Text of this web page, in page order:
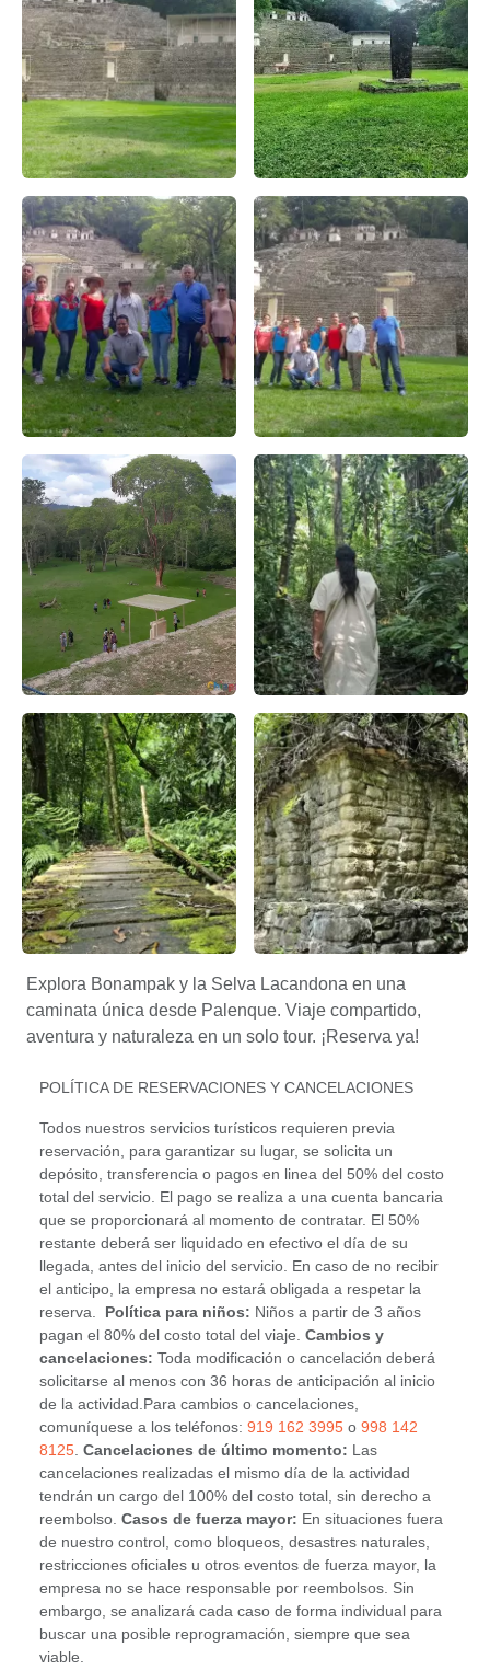
Explora Bonampak y la Selva Lacandona en una
caminata única desde Palenque. Viaje compartido,
aventura y naturaleza en un solo tour. ¡Reserva ya!
POLÍTICA DE RESERVACIONES Y CANCELACIONES
Todos nuestros servicios turísticos requieren previa
reservación, para garantizar su lugar, se solicita un
depósito, transferencia o pagos en linea del 50% del costo
total del servicio. El pago se realiza a una cuenta bancaria
que se proporcionará al momento de contratar. El 50%
restante deberá ser liquidado en efectivo el día de su
llegada, antes del inicio del servicio. En caso de no recibir
el anticipo, la empresa no estará obligada a respetar la
reserva.
Política para niños: Niños a partir de 3 años
pagan el 80% del costo total del viaje. Cambios y
cancelaciones: Toda modificación o cancelación deberá
solicitarse al menos con 36 horas de anticipación al inicio
de la actividad.Para cambios o cancelaciones,
comuníquese a los teléfonos: 919 162 3995 o 998 142
8125 Cancelaciones de último momento: Las
cancelaciones realizadas el mismo día de la actividad
tendrán un cargo del 100% del costo total, sin derecho a
reembolso. Casos de fuerza mayor: En situaciones fuera
de nuestro control, como bloqueos, desastres naturales,
restricciones oficiales u otros eventos de fuerza mayor, la
empresa no se hace responsable por reembolsos. Sin
embargo, se analizará cada caso de forma individual para
buscar una posible reprogramación, siempre que sea
viable.